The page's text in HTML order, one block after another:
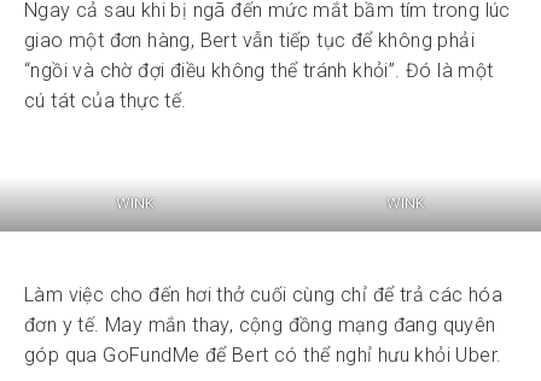
Ngay cả sau khi bị ngã đến mức mắt bầm tím trong lúc
giao một đơn hàng, Bert vẫn tiếp tục để không phải
“ngồi và chờ đợi điều không thể tránh khỏi”. Đó là một
cú tát của thực tế.
WINK WINK
Làm việc cho đến hơi thở cuối cùng chỉ để trả các hóa
đơn y tế. May mắn thay, cộng đồng mạng đang quyên
góp qua GoFundMe để Bert có thể nghỉ hưu khỏi Uber.